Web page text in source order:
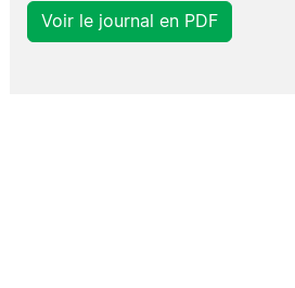
Voir le journal en PDF